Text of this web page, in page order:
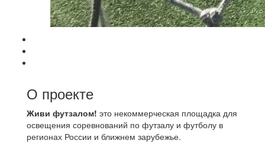
О проекте
Живи футзалом! это некоммерческая площадка для
освещения соревнований по футзалу и футболу в
регионах России и ближнем зарубежье.